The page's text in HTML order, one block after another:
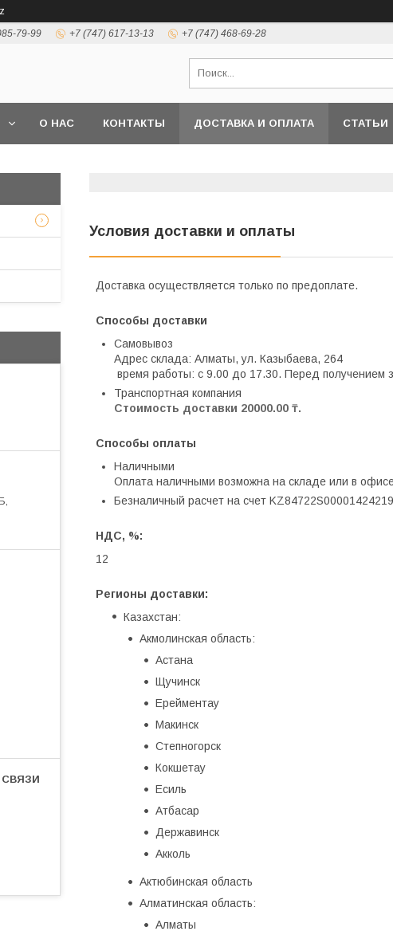
79-99 +7 (747) 617-13-13 +7 (747) 468-69-28
О НАС КОНТАКТЫ ДОСТАВКА И ОПЛАТА СТАТЬИ
Условия доставки и оплаты
Доставка осуществляется только по предоплате.
Способы доставки
Самовывоз
Адрес склада: Алматы, ул. Казыбаева, 264
время работы: c 9.00 до 17.30. Перед получением
Транспортная компания
Стоимость доставки 20000.00 ₸.
Способы оплаты
Наличными
Оплата наличными возможна на складе или в
Безналичный расчет на счет
НДС, %:
12
Регионы доставки:
Казахстан:
Акмолинская область:
Астана
Щучинск
Ерейментау
Макинск
Степногорск
Кокшетау
Есиль
Атбасар
Державинск
Акколь
Актюбинская область
Алматинская область:
Алматы